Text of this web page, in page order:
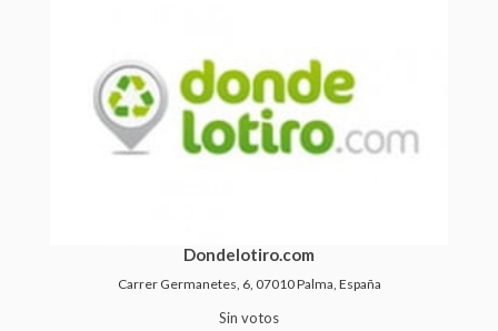
Dondelotiro.com
Carrer Germanetes, 6, 07010 Palma, España
Sin votos